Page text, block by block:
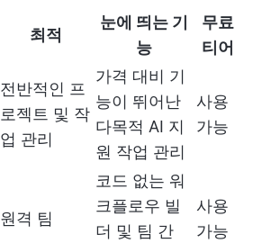
최적
눈에 띄는 기
능
무료
티어
전반적인 프
로젝트 및 작
업 관리
가격 대비 기
능이 뛰어난
다목적 AI 지
원 작업 관리
사용
가능
원격 팀
코드 없는 워
크플로우 빌
더 및 팀 간
사용
가능